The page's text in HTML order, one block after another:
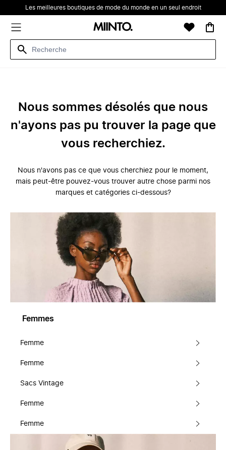
Les meilleures boutiques de mode du monde en un seul endroit
Nous sommes désolés que nous
n'ayons pas pu trouver la page que
vous recherchiez.
Nous n'avons pas ce que vous cherchiez pour le moment,
mais peut-être pouvez-vous trouver autre chose parmi nos
marques et catégories ci-dessous?
Femmes
Femme
Femme
Sacs Vintage
Femme
Femme